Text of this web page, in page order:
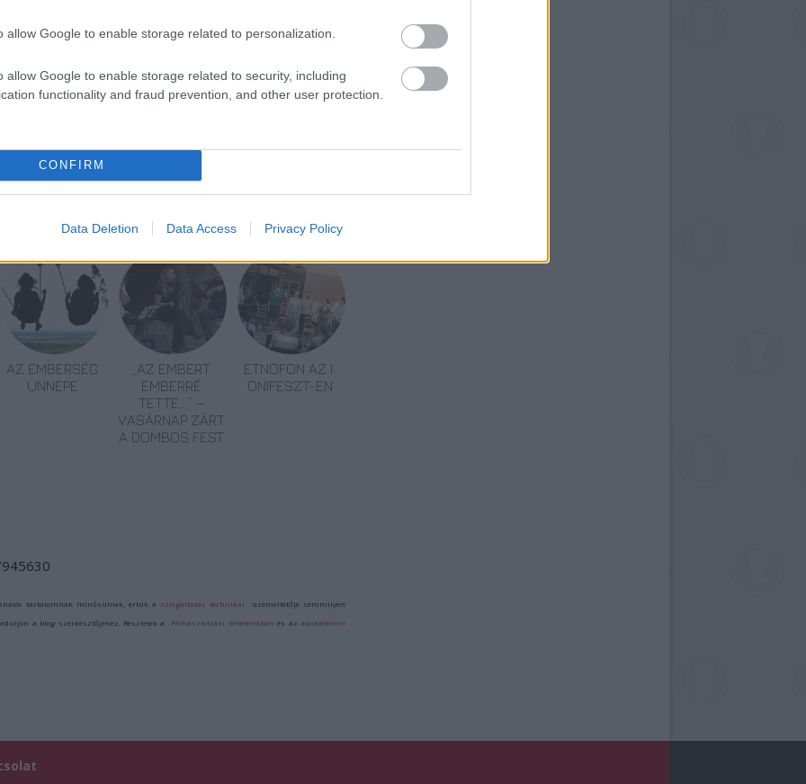
allow Google to enable storage related to personalization.
allow Google to enable storage related to security, including
functionality and fraud prevention, and other user protection.
CONFIRM
Data Deletion Data Access Privacy Policy
Lucia
Royal Opera House, Arts Alliance,
AZ EMBERSÉG
ÜNNEPE
„AZ EMBERT
EMBERRÉ
TETTE…” –
VASÁRNAP ZÁRT
A DOMBOS FEST
ETNOFON AZ I.
ONIFESZT-EN
tartalomnak minősülnek, értük a szolgáltatás technikai üzemeltetője semmilyen
a blog szerkesztőjéhez. Részletek a Felhasználási feltételekben és azadatvédelmi